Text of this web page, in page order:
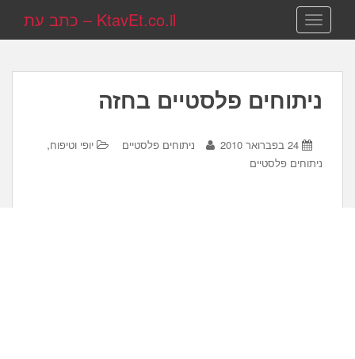
TOGGLE NAVIGATION KtavEt.co.il – כתב עת
ניתוחים פלסטיים בחזה
24 בפברואר 2010 ניתוחים פלסטיים יופי וטיפוח,
ניתוחים פלסטיים